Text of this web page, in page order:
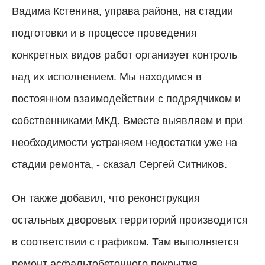
Вадима Кстенина, управа района, на стадии
подготовки и в процессе проведения
конкретных видов работ организует контроль
над их исполнением. Мы находимся в
постоянном взаимодействии с подрядчиком и
собственниками МКД. Вместе выявляем и при
необходимости устраняем недостатки уже на
стадии ремонта, - сказал Сергей Ситников.
Он также добавил, что реконструкция
остальных дворовых территорий производится
в соответствии с графиком. Там выполняется